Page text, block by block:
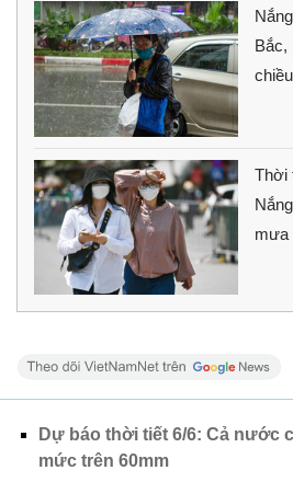
Bắc,
Thời
mưa
Dự báo thời tiết 6/6: Cả nước
mức trên 60mm